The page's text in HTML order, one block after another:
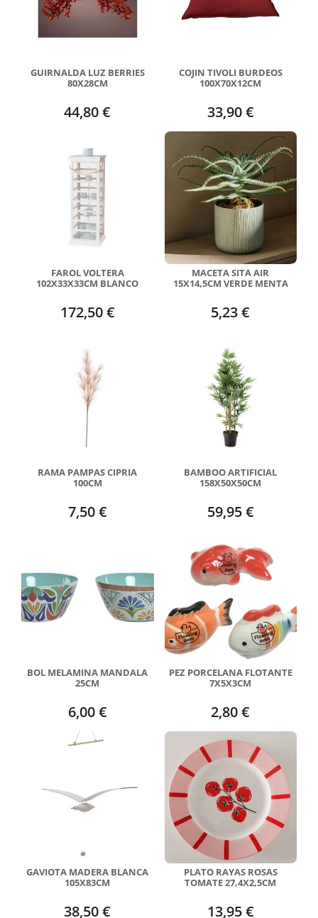
GUIRNALDA LUZ BERRIES
80X28CM
44,80 €
COJIN TIVOLI BURDEOS
100X70X12CM
33,90 €
FAROL VOLTERA
102X33X33CM BLANCO
172,50 €
MACETA SITA AIR
15X14,5CM VERDE MENTA
5,23 €
RAMA PAMPAS CIPRIA
100CM
7,50 €
BAMBOO ARTIFICIAL
158X50X50CM
59,95 €
BOL MELAMINA MANDALA
25CM
6,00 €
PEZ PORCELANA FLOTANTE
7X5X3CM
2,80 €
GAVIOTA MADERA BLANCA
105X83CM
38,50 €
PLATO RAYAS ROSAS
TOMATE 27,4X2,5CM
13,95 €